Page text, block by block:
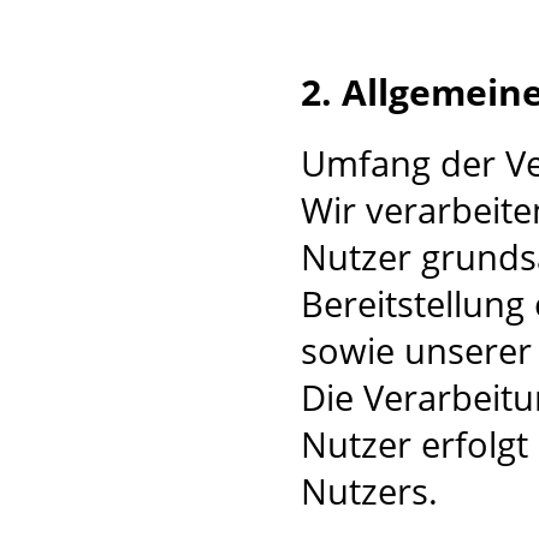
2.
Umfang der
Wir
Nutzer
sowie
Die
Nutzer erfolgt
Nutzers.